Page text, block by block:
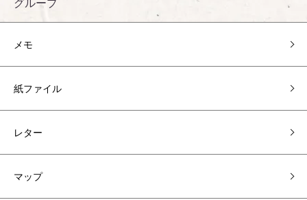
メモ
紙ファイル
レター
マップ